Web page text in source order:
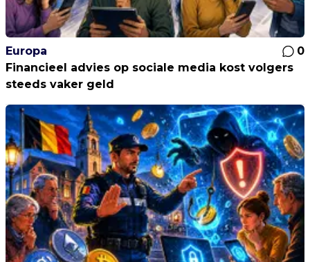
Europa
0
Financieel advies op sociale media kost volgers
steeds vaker geld